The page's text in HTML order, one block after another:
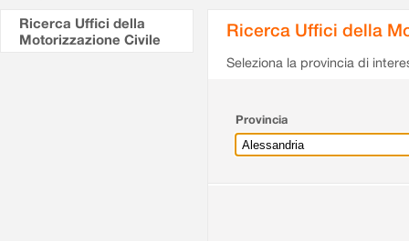
Ricerca Uffici della
Motorizzazione Civile
Ricerca Uffici della
Seleziona la provincia di
Provincia